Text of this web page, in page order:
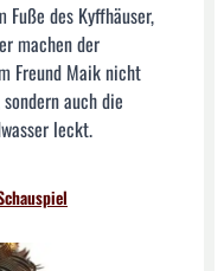
des Kyffhäuser,
machen der
Freund Maik nicht
auch die
leckt.